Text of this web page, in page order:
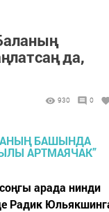
да,
930 0
арада нинди
Радик